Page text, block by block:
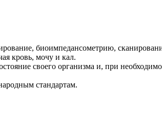
биоимпедансометрию,
кровь, мочу и кал.
своего организма и, при
стандартам.